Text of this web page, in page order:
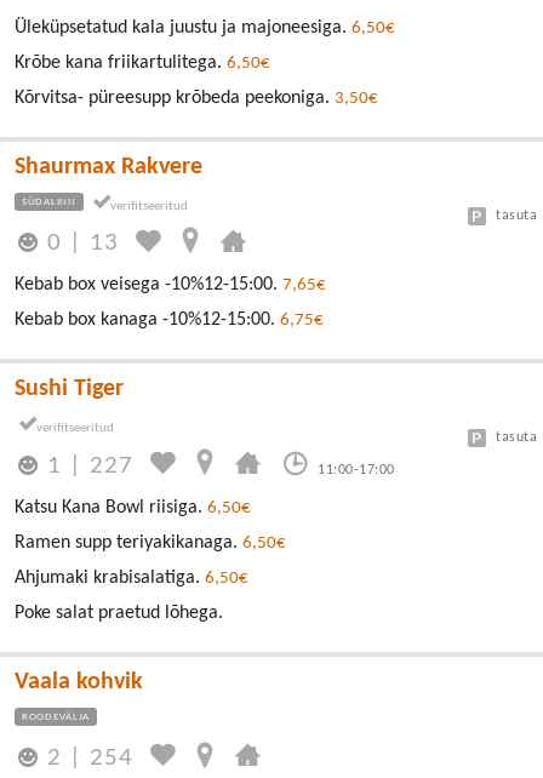
Üleküpsetatud kala juustu ja majoneesiga. 6,50€
Krõbe kana friikartulitega. 6,50€
Kõrvitsa- püreesupp krõbeda peekoniga. 3,50€
Shaurmax Rakvere
SÜDALINN
0 13
tasuta
Kebab box veisega -10%12-15:00. 7,65€
Kebab box kanaga -10%12-15:00. 6,75€
Sushi Tiger
1 227 11:00-17:00
tasuta
Katsu Kana Bowl riisiga. 6,50€
Ramen supp teriyakikanaga. 6,50€
Ahjumaki krabisalatiga. 6,50€
Poke salat praetud lõhega.
Vaala kohvik
ROODEVÄLJA
2 254